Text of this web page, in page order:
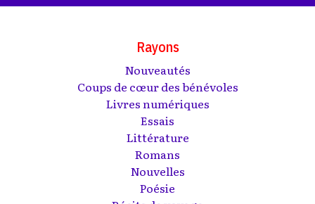
Rayons
Nouveautés
Coups de cœur des bénévoles
Livres numériques
Essais
Littérature
Romans
Nouvelles
Poésie